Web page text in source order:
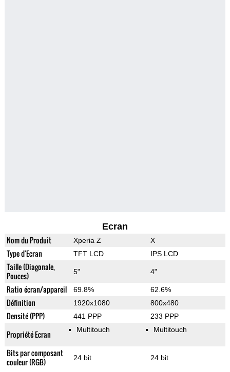
Ecran
Nom du Produit Xperia Z X
Type d'Ecran TFT LCD IPS LCD
Taille (Diagonale,
Pouces)
5" 4"
Ratio écran/appareil 69.8% 62.6%
Définition 1920x1080 800x480
Densité (PPP) 441 PPP 233 PPP
Propriété Ecran Multitouch Multitouch
Bits par composant
couleur (RGB)
24 bit 24 bit